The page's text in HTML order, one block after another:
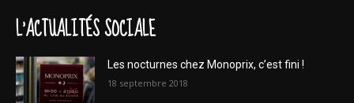
L'ACTUALITÉS SOCIALE
Les nocturnes chez Monoprix, c’est fini !
18 septembre 2018